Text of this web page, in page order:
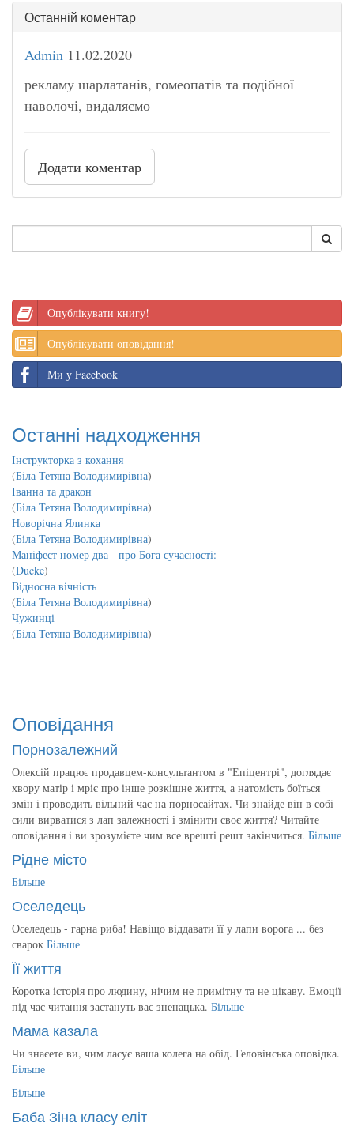
Останній коментар
Admin 11.02.2020
рекламу шарлатанів, гомеопатів та подібної
наволочі, видаляємо
Додати коментар
Опублікувати книгу!
Опублікувати оповідання!
Ми у Facebook
Останні надходження
Інструкторка з кохання
(Біла Тетяна Володимирівна)
Іванна та дракон
(Біла Тетяна Володимирівна)
Новорічна Ялинка
(Біла Тетяна Володимирівна)
Маніфест номер два - про Бога сучасності:
(Ducke)
Відносна вічність
(Біла Тетяна Володимирівна)
Чужинці
(Біла Тетяна Володимирівна)
Оповідання
Порнозалежний
Олексій працює продавцем-консультантом в "Епіцентрі", доглядає
хвору матір і мріє про інше розкішне життя, а натомість боїться
змін і проводить вільний час на порносайтах. Чи знайде він в собі
сили вирватися з лап залежності і змінити своє життя? Читайте
оповідання і ви зрозумієте чим все врешті решт закінчиться. Більше
Рідне місто
Більше
Оселедець
Оселедець - гарна риба! Навіщо віддавати її у лапи ворога ... без
сварок Більше
Її життя
Коротка історія про людину, нічим не примітну та не цікаву. Емоції
під час читання застануть вас зненацька. Більше
Мама казала
Чи знаєете ви, чим ласує ваша колега на обід. Геловінська оповідка.
Більше
Більше
Баба Зіна класу еліт